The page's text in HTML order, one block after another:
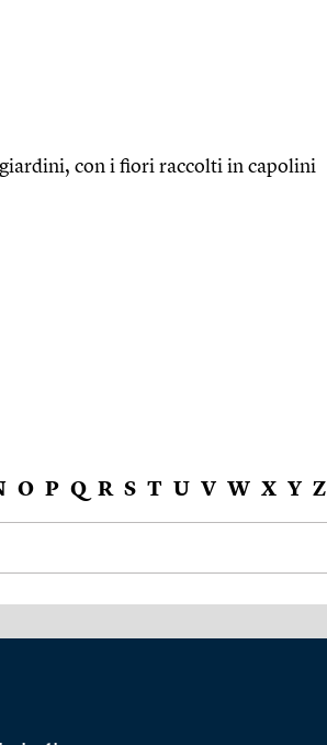
con i fiori raccolti in capolini
O P Q R S T U V W X Y Z